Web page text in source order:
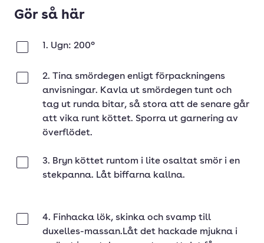
Gör så här
1. Ugn: 200°
2. Tina smördegen enligt förpackningens
anvisningar. Kavla ut smördegen tunt och
tag ut runda bitar, så stora att de senare går
att vika runt köttet. Sporra ut garnering av
överflödet.
3. Bryn köttet runtom i lite osaltat smör i en
stekpanna. Låt biffarna kallna.
4. Finhacka lök, skinka och svamp till
duxelles-massan.Låt det hackade mjukna i